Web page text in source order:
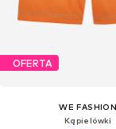
OFERTA
WE FASHION
Kąpielówki